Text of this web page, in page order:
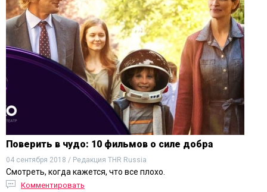
Поверить в чудо: 10 фильмов о силе добра
04 сентября 2018 / Редакция THR Russia
Смотреть, когда кажется, что все плохо.
Комментировать